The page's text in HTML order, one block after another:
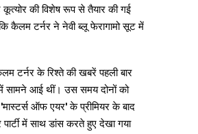
की विशेष रूप से तैयार की गई
कैलम टर्नर ने नेवी ब्लू फेरागामो सूट में
टर्नर के रिश्ते की खबरें पहली बार
सामने आई थीं। उस समय दोनों को
'मास्टर्स ऑफ एयर' के प्रीमियर के बाद
में साथ डांस करते हुए देखा गया